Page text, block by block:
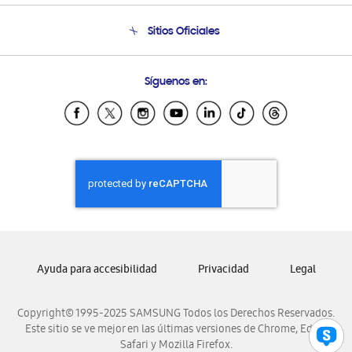
Soporte vía eMail
Sitios Oficiales
Samsung Ecuador
Samsung El Salvador
Samsung Honduras
Samsung Nicaragua
Samsung Panamá
Samsung Venezuela
Síguenos en:
Copyright© 1995-2025 SAMSUNG Todos los Derechos Reservados.
Este sitio se ve mejor en las últimas versiones de Chrome, Edge,
Safari y Mozilla Firefox.
Ayuda para accesibilidad Privacidad Legal